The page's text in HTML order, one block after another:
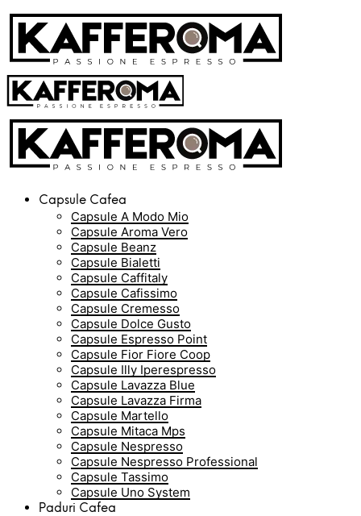
Capsule Cafea
Capsule A Modo Mio
Capsule Aroma Vero
Capsule Beanz
Capsule Bialetti
Capsule Caffitaly
Capsule Cafissimo
Capsule Cremesso
Capsule Dolce Gusto
Capsule Espresso Point
Capsule Fior Fiore Coop
Capsule Illy Iperespresso
Capsule Lavazza Blue
Capsule Lavazza Firma
Capsule Martello
Capsule Mitaca Mps
Capsule Nespresso
Capsule Nespresso Professional
Capsule Tassimo
Capsule Uno System
Paduri Cafea